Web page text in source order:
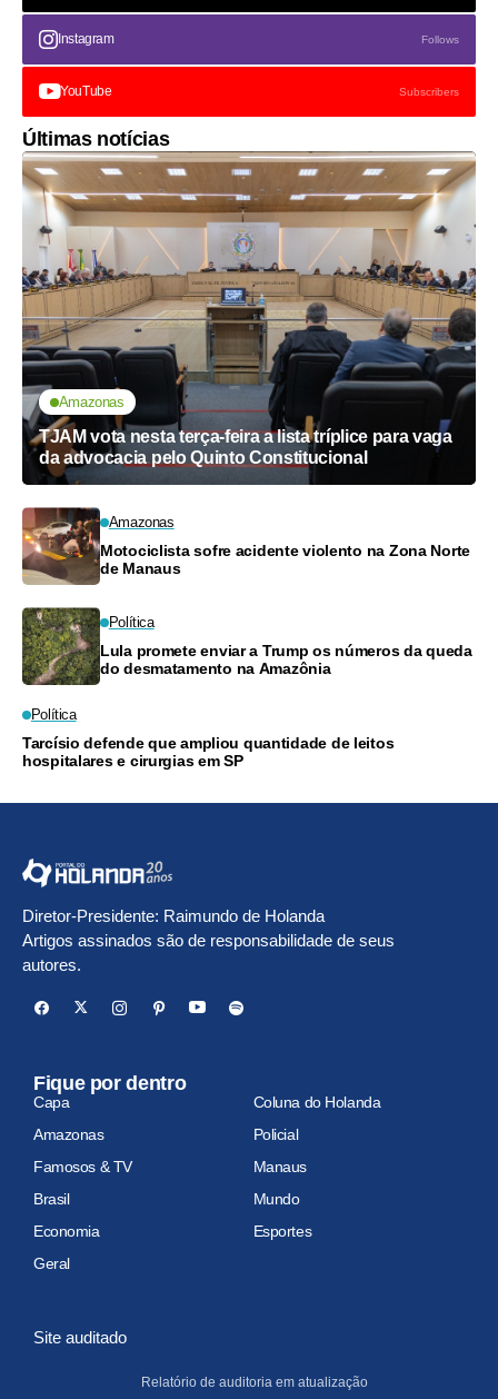
Instagram Follows
YouTube Subscribers
Últimas notícias
Amazonas
TJAM vota nesta terça-feira a lista tríplice para vaga
da advocacia pelo Quinto Constitucional
Amazonas
Motociclista sofre acidente violento na Zona Norte
de Manaus
Política
Lula promete enviar a Trump os números da queda
do desmatamento na Amazônia
Política
Tarcísio defende que ampliou quantidade de leitos
hospitalares e cirurgias em SP
Diretor-Presidente: Raimundo de Holanda
Artigos assinados são de responsabilidade de seus
autores.
Fique por dentro
Capa
Coluna do Holanda
Amazonas
Policial
Famosos & TV
Manaus
Brasil
Mundo
Economia
Esportes
Geral
Site auditado
Relatório de auditoria em atualização